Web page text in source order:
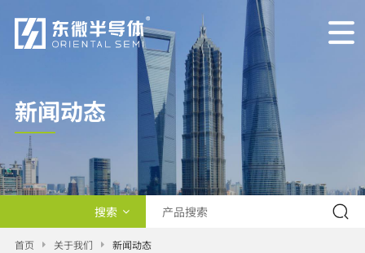
新闻动态
搜索
产品类型
首页 关于我们 新闻动态